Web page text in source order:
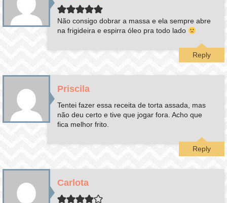
Não consigo dobrar a massa e ela sempre abre
na frigideira e espirra óleo pra todo lado
Reply
Priscila
Tentei fazer essa receita de torta assada, mas
não deu certo e tive que jogar fora. Acho que
fica melhor frito.
Reply
Carlota